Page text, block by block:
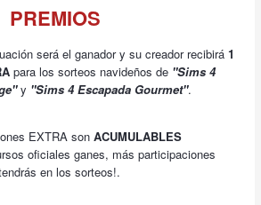
PREMIOS
será el ganador y su creador recibirá 1
para los sorteos navideños de "Sims 4
y "Sims 4 Escapada Gourmet".
EXTRA sonACUMULABLES
oficiales ganes, más participaciones
en los sorteos!.